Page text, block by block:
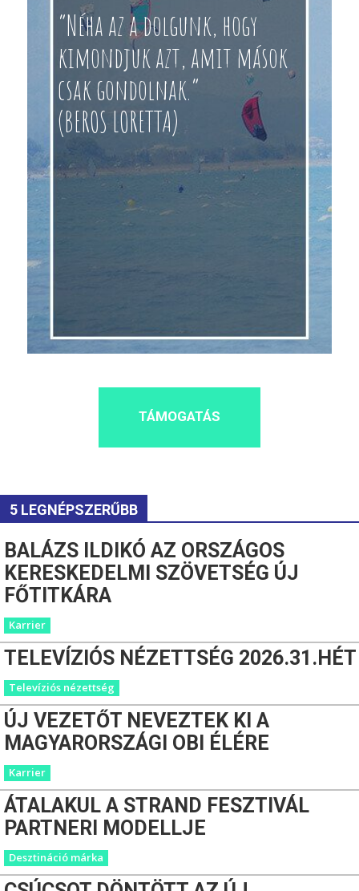
“Néha az a dolgunk, hogy
kimondjuk azt, amit mások
csak gondolnak.”
(BEROS LORETTA)
TÁMOGATÁS
5 LEGNÉPSZERŰBB
BALÁZS ILDIKÓ AZ ORSZÁGOS
KERESKEDELMI SZÖVETSÉG ÚJ
FŐTITKÁRA
Karrier
TELEVÍZIÓS NÉZETTSÉG 2026.31.HÉT
Televíziós nézettség
ÚJ VEZETŐT NEVEZTEK KI A
MAGYARORSZÁGI OBI ÉLÉRE
Karrier
ÁTALAKUL A STRAND FESZTIVÁL
PARTNERI MODELLJE
Desztináció márka